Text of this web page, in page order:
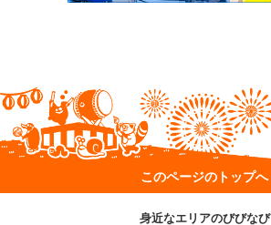
このページのトップへ
身近なエリアのびびなび